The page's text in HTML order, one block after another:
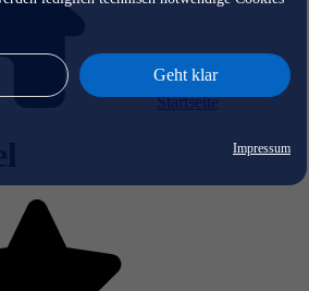
Geht klar
Impressum
Startseite